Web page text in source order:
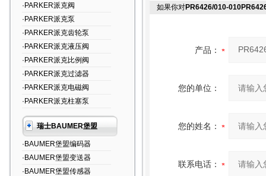
·PARKER派克阀
·PARKER派克泵
·PARKER派克齿轮泵
·PARKER派克液压阀
·PARKER派克比例阀
·PARKER派克过滤器
·PARKER派克电磁阀
·PARKER派克柱塞泵
瑞士BAUMER堡盟
·BAUMER堡盟编码器
·BAUMER堡盟变送器
·BAUMER堡盟传感器
如果你对PR6426/010-
产品：
您的单位：
您的姓名：
联系电话：